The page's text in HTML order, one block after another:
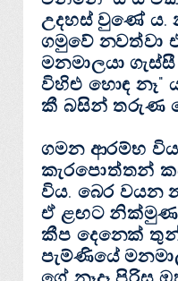
උදහස්‌ වුණේ ය.
ගමුවේ නවත්වා
මනමාලයා
විහිළු හොඳ නෑ"
කී බසින් තරුණ
ගමන ආරම්භ
කැරපොත්තන්
විය. බෙර වයන
ඒ ළඟට නික්‌මුණ
කීප දෙනෙක්‌
පැම්ණියේ